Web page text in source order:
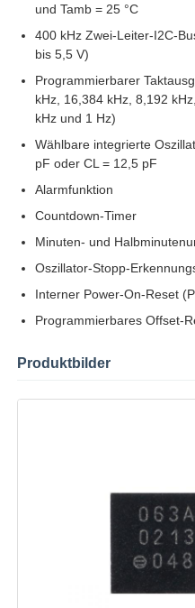
CPLD PLD
Infrarot-Wärmedetektor
D-RAM Speicherchip
eeprom Chip
PSRAM-Chip
SRAM-Chip
und Tamb = 25 °C
400 kHz Zwei-Leiter-I2C-
bis 5,5 V)
Programmierbarer
kHz, 16,384 kHz, 8,192
kHz und 1 Hz)
Wählbare integrierte
pF oder CL = 12,5 pF
Alarmfunktion
Countdown-Timer
Minuten- und
Oszillator-Stopp-
Interner Power-On-Reset
Programmierbares Offset-
Produktbilder